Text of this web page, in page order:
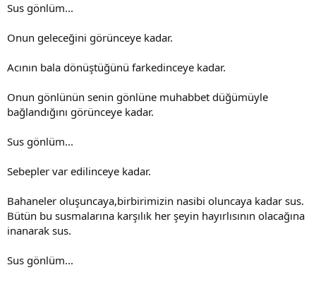
Sus gönlüm...
Onun geleceğini görünceye kadar.
Acının bala dönüştüğünü farkedinceye kadar.
Onun gönlünün senin gönlüne muhabbet düğümüyle
bağlandığını görünceye kadar.
Sus gönlüm...
Sebepler var edilinceye kadar.
Bahaneler oluşuncaya,birbirimizin nasibi oluncaya kadar sus.
Bütün bu susmalarına karşılık her şeyin hayırlısının olacağına
inanarak sus.
Sus gönlüm...